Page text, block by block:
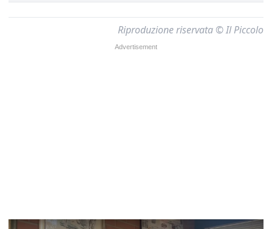
Riproduzione riservata © Il Piccolo